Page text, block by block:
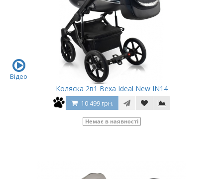
Відео
Коляска 2в1 Bexa Ideal New IN14
10 499 грн.
Немає в наявності